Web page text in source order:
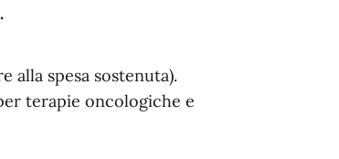
alla spesa sostenuta).
terapie oncologiche e